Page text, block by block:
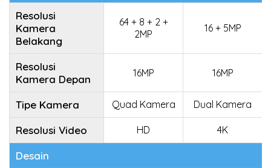
Resolusi
Kamera
Belakang
64 + 8 + 2 +
2MP
16 + 5MP
Resolusi
Kamera Depan
16MP 16MP
Tipe Kamera Quad Kamera Dual Kamera
Resolusi Video HD 4K
Desain